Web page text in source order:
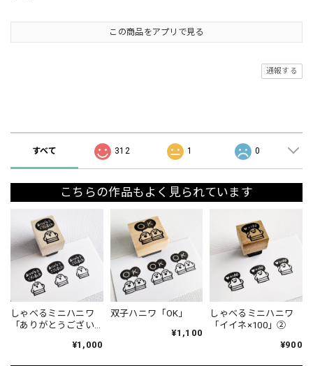
この商品をアプリで見る
通報する
すべて 312 1 0
こちらの作品もよく見られています
しゃべるミニハニワ
「ありがとうござい
¥1,000
双子ハニワ「OK」
¥1,100
しゃべるミニハニワ
「イイネ×100」②
¥900